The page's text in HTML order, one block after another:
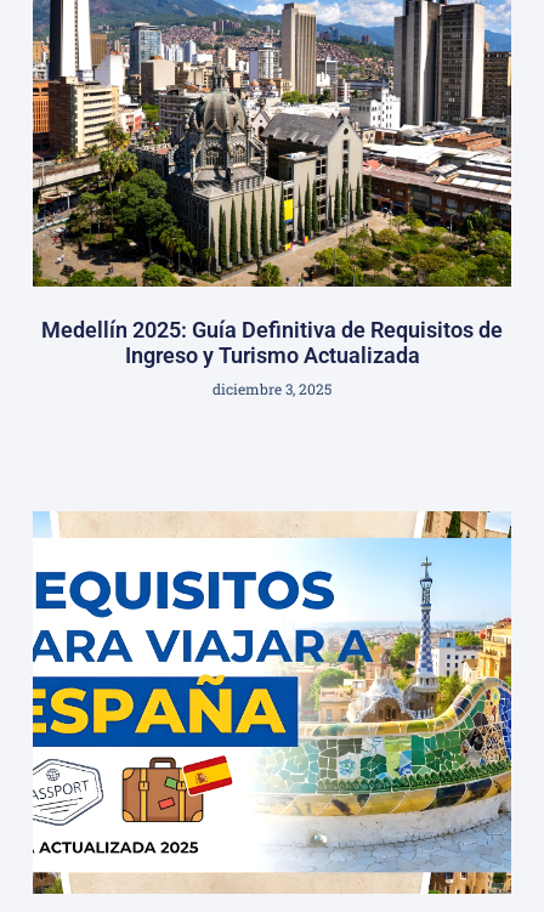
Medellín 2025: Guía Definitiva de Requisitos de
Ingreso y Turismo Actualizada
diciembre 3, 2025